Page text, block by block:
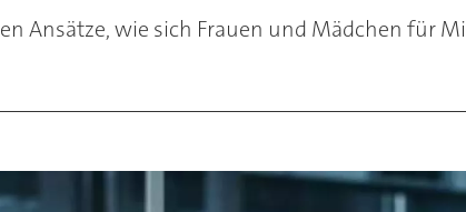
Ansätze, wie sich Frauen und Mädchen für